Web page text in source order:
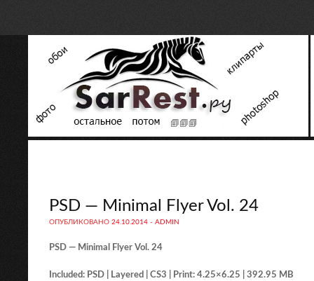
PSD — Minimal Flyer Vol. 24
ОПУБЛИКОВАНО 24.10.2014 - ADMIN
PSD — Minimal Flyer Vol. 24
Included: PSD | Layered | CS3 | Print: 4.25×6.25 | 392.95 MB